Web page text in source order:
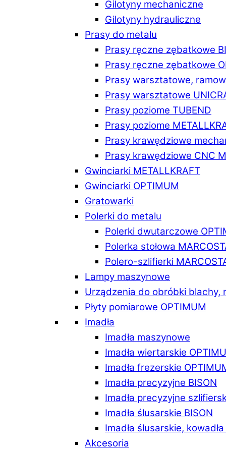
Gilotyny mechaniczne
Gilotyny hydrauliczne
Prasy do metalu
Prasy ręczne zębatkowe
Prasy ręczne zębatkowe
Prasy warsztatowe,
Prasy warsztatowe
Prasy poziome TUBEND
Prasy poziome
Prasy krawędziowe
Prasy krawędziowe CNC
Gwinciarki METALLKRAFT
Gwinciarki OPTIMUM
Gratowarki
Polerki do metalu
Polerki dwutarczowe
Polerka stołowa
Polero-szlifierki
Lampy maszynowe
Urządzenia do obróbki blachy,
Płyty pomiarowe OPTIMUM
Imadła
Imadła maszynowe
Imadła wiertarskie
Imadła frezerskie
Imadła precyzyjne BISON
Imadła precyzyjne
Imadła ślusarskie BISON
Imadła ślusarskie,
Akcesoria